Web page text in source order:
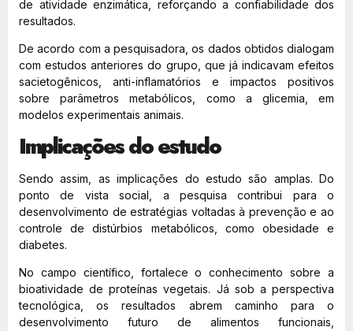
de atividade enzimática, reforçando a confiabilidade dos
resultados.
De acordo com a pesquisadora, os dados obtidos dialogam
com estudos anteriores do grupo, que já indicavam efeitos
sacietogênicos, anti-inflamatórios e impactos positivos
sobre parâmetros metabólicos, como a glicemia, em
modelos experimentais animais.
Implicações do estudo
Sendo assim, as implicações do estudo são amplas. Do
ponto de vista social, a pesquisa contribui para o
desenvolvimento de estratégias voltadas à prevenção e ao
controle de distúrbios metabólicos, como obesidade e
diabetes.
No campo científico, fortalece o conhecimento sobre a
bioatividade de proteínas vegetais. Já sob a perspectiva
tecnológica, os resultados abrem caminho para o
desenvolvimento futuro de alimentos funcionais,